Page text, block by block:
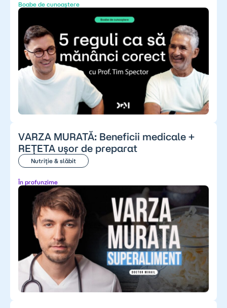
Boabe de cunoaștere
VARZA MURATĂ: Beneficii medicale +
REȚETA ușor de preparat
Nutriție & slăbit
În profunzime